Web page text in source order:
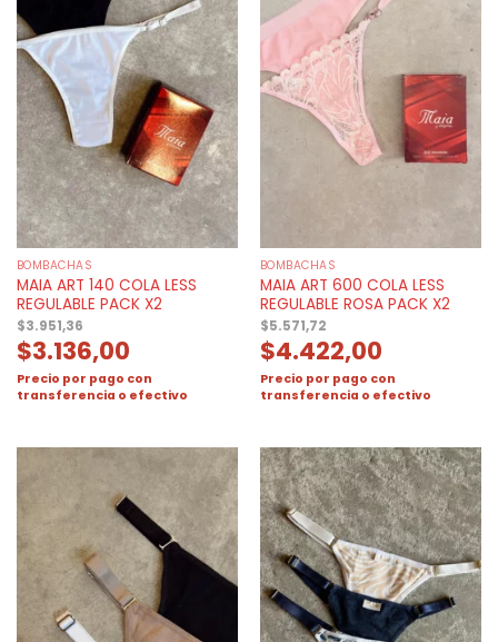
BOMBACHAS
MAIA ART 140 COLA LESS
REGULABLE PACK X2
$3.951,36
$3.136,00
Precio por pago con
transferencia o efectivo
BOMBACHAS
MAIA ART 600 COLA LESS
REGULABLE ROSA PACK X2
$5.571,72
$4.422,00
Precio por pago con
transferencia o efectivo